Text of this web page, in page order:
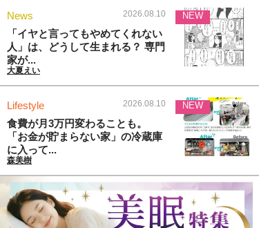
News 2026.08.10
「イヤと言ってもやめてくれない
人」は、どうして生まれる？ 専門
家が...
大夏えい
NEW
Lifestyle 2026.08.10
食費が月3万円変わることも。
「お金が貯まらない家」の冷蔵庫
に入って...
森美樹
NEW